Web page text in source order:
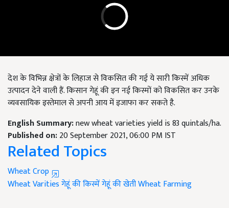
देश के विभिन्न क्षेत्रों के लिहाज से विकसित की गई ये सारी किस्में अधिक
उत्पादन देने वाली हैं. किसान गेहूं की इन नई किस्मों को विकसित कर उनके
व्यवसायिक इस्तेमाल से अपनी आय में इजाफा कर सकते है.
English Summary:new wheat varieties yield is 83 quintals/ha.
Published on:20 September 2021, 06:00 PM IST
Related Topics
Wheat Crop
Wheat Varitiesगेहूं की किस्मेंगेहूं की खेतीWheat Farming